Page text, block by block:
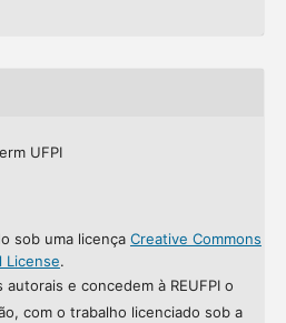
UFPI
sob uma licença Creative Commons
License.
e concedem à REUFPI o
com o trabalho licenciado sob a